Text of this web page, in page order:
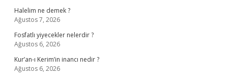
Halelim ne demek ?
Ağustos 7, 2026
Fosfatlı yiyecekler nelerdir ?
Ağustos 6, 2026
Kur’an-ı Kerim’in inancı nedir ?
Ağustos 6, 2026